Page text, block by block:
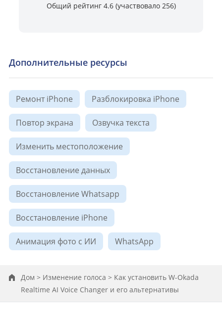
Общий рейтинг 4.6 (участвовало 256)
Дополнительные ресурсы
Ремонт iPhone Разблокировка iPhone
Повтор экрана Озвучка текста
Изменить местоположение
Восстановление данных
Восстановление Whatsapp
Восстановление iPhone
Анимация фото ​с ИИ WhatsApp
Дом > Изменение голоса > Как установить W-Okada
Realtime AI Voice Changer и его альтернативы